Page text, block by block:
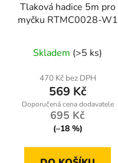
Tlaková hadice 5m pro
myčku RTMC0028-W1
Skladem (>5 ks)
470 Kč bez DPH
569 Kč
695 Kč
(–18 %)